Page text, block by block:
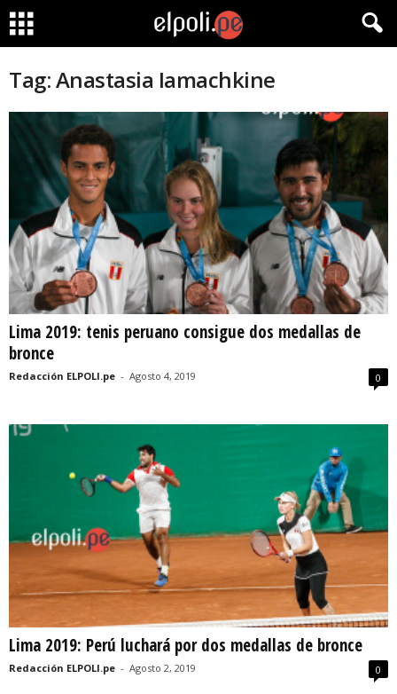
Tag: Anastasia Iamachkine
Lima 2019: tenis peruano consigue dos medallas de
bronce
Redacción ELPOLI.pe - Agosto 4, 2019 0
Lima 2019: Perú luchará por dos medallas de bronce
Redacción ELPOLI.pe - Agosto 2, 2019 0